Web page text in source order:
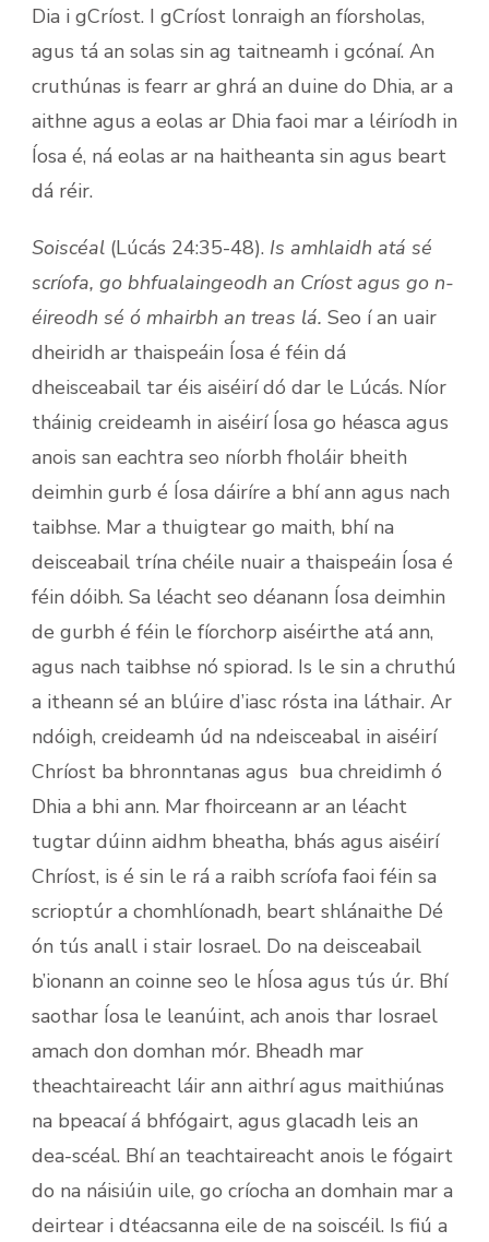
Dia i gCríost. I gCríost lonraigh an fíorsholas,
agus tá an solas sin ag taitneamh i gcónaí. An
cruthúnas is fearr ar ghrá an duine do Dhia, ar a
aithne agus a eolas ar Dhia faoi mar a léiríodh in
Íosa é, ná eolas ar na haitheanta sin agus beart
dá réir.
Soiscéal (Lúcás 24:35-48). Is amhlaidh atá sé
scríofa, go bhfualaingeodh an Críost agus go n-
éireodh sé ó mhairbh an treas lá. Seo í an uair
dheiridh ar thaispeáin Íosa é féin dá
dheisceabail tar éis aiséirí dó dar le Lúcás. Níor
tháinig creideamh in aiséirí Íosa go héasca agus
anois san eachtra seo níorbh fholáir bheith
deimhin gurb é Íosa dáiríre a bhí ann agus nach
taibhse. Mar a thuigtear go maith, bhí na
deisceabail trína chéile nuair a thaispeáin Íosa é
féin dóibh. Sa léacht seo déanann Íosa deimhin
de gurbh é féin le fíorchorp aiséirthe atá ann,
agus nach taibhse nó spiorad. Is le sin a chruthú
a itheann sé an blúire d’iasc rósta ina láthair. Ar
ndóigh, creideamh úd na ndeisceabal in aiséirí
Chríost ba bhronntanas agus bua chreidimh ó
Dhia a bhi ann. Mar fhoirceann ar an léacht
tugtar dúinn aidhm bheatha, bhás agus aiséirí
Chríost, is é sin le rá a raibh scríofa faoi féin sa
scrioptúr a chomhlíonadh, beart shlánaithe Dé
ón tús anall i stair Iosrael. Do na deisceabail
b’ionann an coinne seo le hÍosa agus tús úr. Bhí
saothar Íosa le leanúint, ach anois thar Iosrael
amach don domhan mór. Bheadh mar
theachtaireacht láir ann aithrí agus maithiúnas
na bpeacaí á bhfógairt, agus glacadh leis an
dea-scéal. Bhí an teachtaireacht anois le fógairt
do na náisiúin uile, go críocha an domhain mar a
deirtear i dtéacsanna eile de na soiscéil. Is fiú a